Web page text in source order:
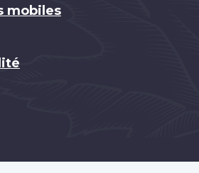
mobiles